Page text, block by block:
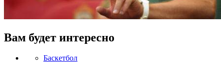
Вам будет интересно
Баскетбол